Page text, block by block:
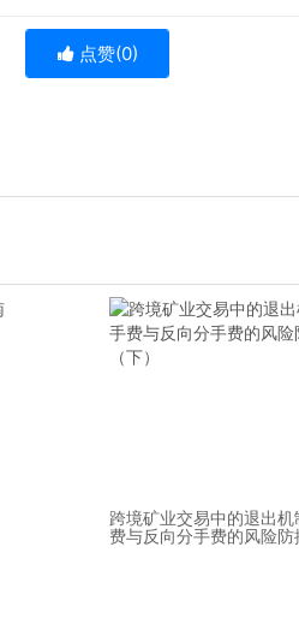
点赞(0)
跨境矿业交易中的退出
费与反向分手费的风险防